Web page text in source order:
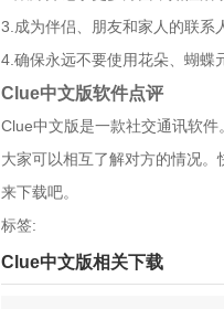
3.成为伴侣、朋友和家人的联系
4.确保永远不要使用花朵、蝴蝶
Clue中文版软件点评
Clue中文版是一款社交通讯软
大家可以相互了解对方的情况
来下载吧。
标签:
Clue中文版相关下载